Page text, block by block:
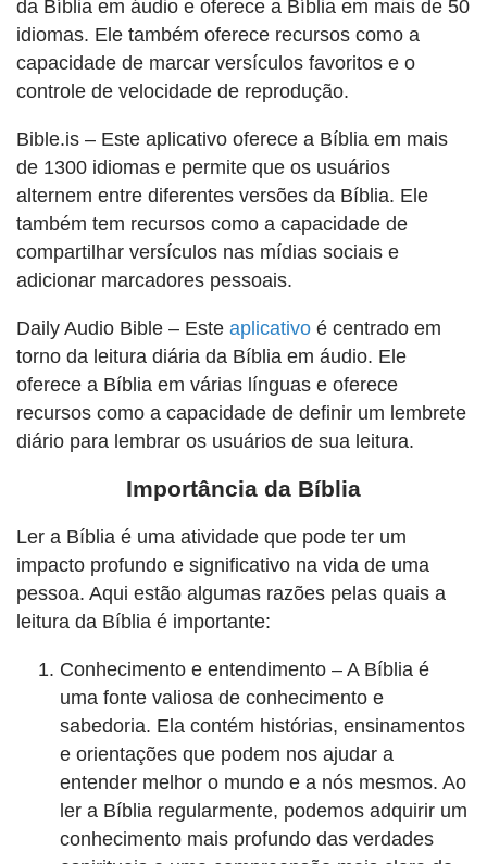
da Bíblia em áudio e oferece a Bíblia em mais de 50
idiomas. Ele também oferece recursos como a
capacidade de marcar versículos favoritos e o
controle de velocidade de reprodução.
Bible.is – Este aplicativo oferece a Bíblia em mais
de 1300 idiomas e permite que os usuários
alternem entre diferentes versões da Bíblia. Ele
também tem recursos como a capacidade de
compartilhar versículos nas mídias sociais e
adicionar marcadores pessoais.
Daily Audio Bible – Este aplicativo é centrado em
torno da leitura diária da Bíblia em áudio. Ele
oferece a Bíblia em várias línguas e oferece
recursos como a capacidade de definir um lembrete
diário para lembrar os usuários de sua leitura.
Importância da Bíblia
Ler a Bíblia é uma atividade que pode ter um
impacto profundo e significativo na vida de uma
pessoa. Aqui estão algumas razões pelas quais a
leitura da Bíblia é importante:
Conhecimento e entendimento – A Bíblia é
uma fonte valiosa de conhecimento e
sabedoria. Ela contém histórias, ensinamentos
e orientações que podem nos ajudar a
entender melhor o mundo e a nós mesmos. Ao
ler a Bíblia regularmente, podemos adquirir um
conhecimento mais profundo das verdades